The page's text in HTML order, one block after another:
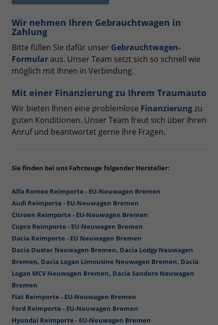
Wir nehmen Ihren Gebrauchtwagen in
Zahlung
Bitte füllen Sie dafür unser Gebrauchtwagen-
Formular aus. Unser Team setzt sich so schnell wie
möglich mit Ihnen in Verbindung.
Mit einer Finanzierung zu Ihrem Traumauto
Wir bieten Ihnen eine problemlose Finanzierungzu
guten Konditionen. Unser Team freut sich über Ihren
Anruf und beantwortet gerne Ihre Fragen.
Sie finden bei uns Fahrzeuge folgender Hersteller:
Alfa Romeo Reimporte - EU-Neuwagen Bremen
Audi Reimporte - EU-Neuwagen Bremen
Citroen Reimporte - EU-Neuwagen Bremen
Cupra Reimporte - EU-Neuwagen Bremen
Dacia Reimporte - EU Neuwagen Bremen
Dacia Duster Neuwagen Bremen, Dacia Lodgy Neuwagen
Bremen, Dacia Logan Limousine Neuwagen Bremen, Dacia
Logan MCV Neuwagen Bremen, Dacia Sandero Neuwagen
Bremen
Fiat Reimporte - EU-Neuwagen Bremen
Ford Reimporte - EU-Neuwagen Bremen
Hyundai Reimporte - EU-Neuwagen Bremen